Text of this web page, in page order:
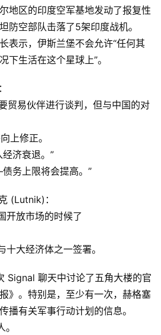
地区的印度空军基地发动了报复性
防空部队击落了5架印度战机。
表示，伊斯兰堡不会允许“任何其
下生活在这个星球上”。
贸易伙伴进行谈判，但与中国的对
上修正。
济衰退。”
务上限将会提高。”
(Lutnik)：
开放市场的时候了
大经济体之一签署。
Signal 聊天中讨论了五角大楼的官
。特别是，至少有一次，赫格塞
播有关军事行动计划的信息。